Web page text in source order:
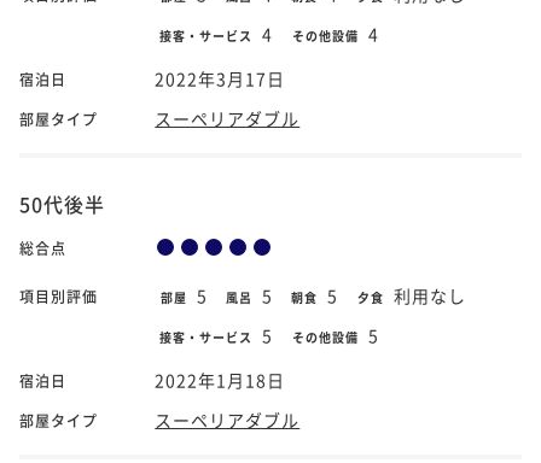
接客・サービス 4 その他設備 4
宿泊日 2022年3月17日
部屋タイプ スーペリアダブル
50代後半
総合点
項目別評価 部屋 5 風呂 5 朝食 5 夕食 利用なし
接客・サービス 5 その他設備 5
宿泊日 2022年1月18日
部屋タイプ スーペリアダブル